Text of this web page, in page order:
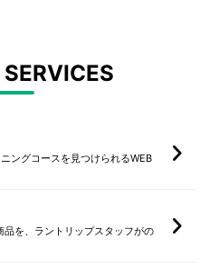
ングコースを見つけられるWEB
を、ラントリップスタッフがの